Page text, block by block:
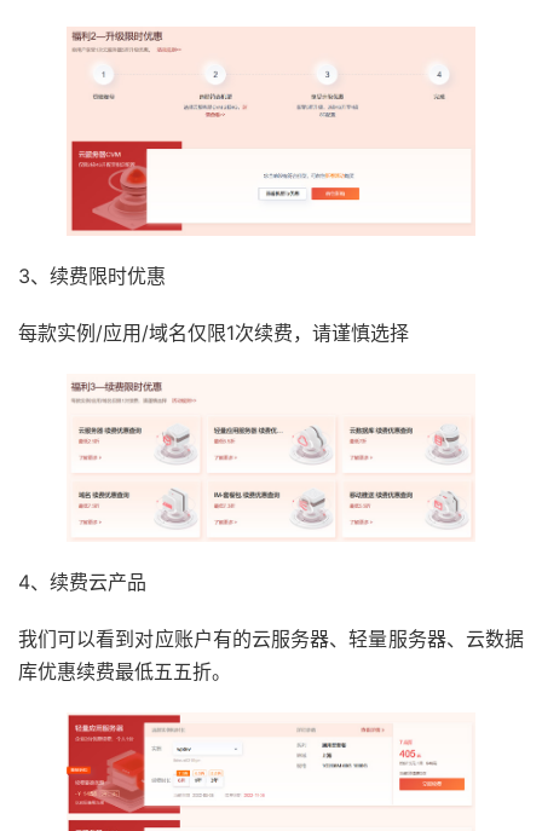
3、续费限时优惠
每款实例/应用/域名仅限1次续费，请谨慎选择
4、续费云产品
我们可以看到对应账户有的云服务器、轻量服务器、云数据
库优惠续费最低五五折。